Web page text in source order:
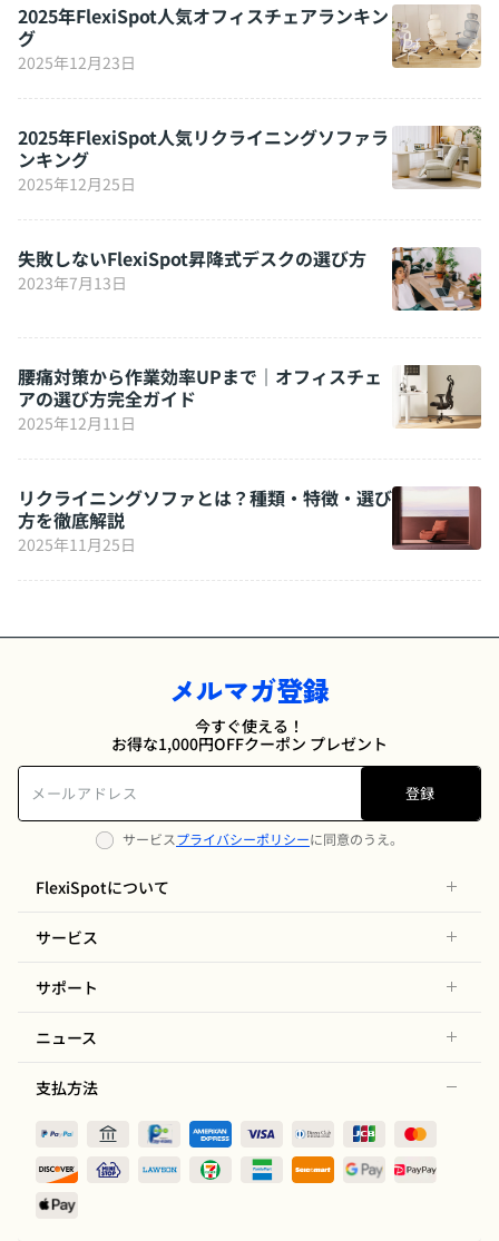
2025年FlexiSpot人気オフィスチェアランキン
グ
2025年12月23日
2025年FlexiSpot人気リクライニングソファラ
ンキング
2025年12月25日
失敗しないFlexiSpot昇降式デスクの選び方
2023年7月13日
腰痛対策から作業効率UPまで｜オフィスチェ
アの選び方完全ガイド
2025年12月11日
リクライニングソファとは？種類・特徴・選び
方を徹底解説
2025年11月25日
メルマガ登録
今すぐ使える！
お得な1,000円OFFクーポン プレゼント
登録
サービスプライバシーポリシーに同意のうえ。
FlexiSpotについて
サービス
サポート
ニュース
支払方法